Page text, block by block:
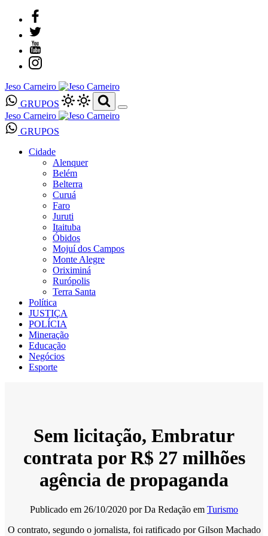
Jeso Carneiro
GRUPOS
Jeso Carneiro
GRUPOS
Cidade
Alenquer
Belém
Belterra
Curuá
Faro
Juruti
Itaituba
Óbidos
Mojuí dos Campos
Monte Alegre
Oriximiná
Rurópolis
Terra Santa
Política
JUSTIÇA
POLÍCIA
Mineração
Educação
Negócios
Esporte
Sem licitação, Embratur
contrata por R$ 27 milhões
agência de propaganda
Publicado em 26/10/2020 porDa Redação em Turismo
O contrato, segundo o jornalista, foi ratificado por Gilson Machado